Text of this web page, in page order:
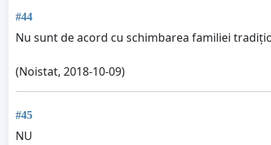
#44
Nu sunt de acord cu schimbarea familiei
(Noistat, 2018-10-09)
#45
NU